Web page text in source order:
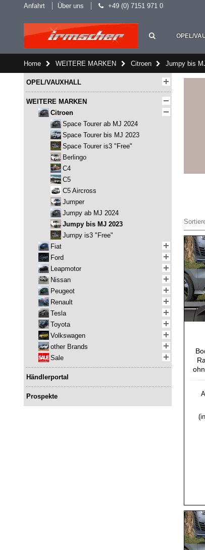
Anfahrt Über uns +49 (0) 7151 971 0
OPEL/
Home WEITERE MARKEN Citroen Jumpy bis
OPEL/VAUXHALL
WEITERE MARKEN
Citroen
Space Tourer ab MJ 2024
Space Tourer bis MJ 2023
Space Tourer is3 "Free"
Berlingo
C4
C5
C5 Aircross
Jumper
Jumpy ab MJ 2024
Jumpy bis MJ 2023
Jumpy is3 "Free"
Fiat
Ford
Leapmotor
Nissan
Peugeot
Renault
Tesla
Toyota
Volkswagen
other Brands
Sale
Händlerportal
Prospekte